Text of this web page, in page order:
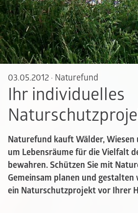
03.05.2012 · Naturefund
Ihr individuelles
Naturefund kauft Wälder, Wiesen
um Lebensräume für die Vielfalt
bewahren. Schützen Sie mit
Gemeinsam planen und
ein Naturschutzprojekt vor Ihrer